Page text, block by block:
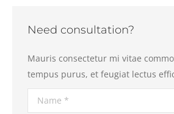
Need consultation?
Mauris consectetur mi vitae
tempus purus, et feugiat lectus
Name *